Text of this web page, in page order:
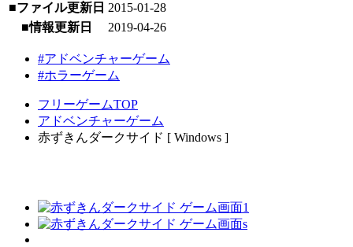
■ファイル更新日 2015-01-28
■情報更新日
2019-04-26
#アドベンチャーゲーム
#ホラーゲーム
フリーゲームTOP
アドベンチャーゲーム
赤ずきんダークサイド [ Windows ]